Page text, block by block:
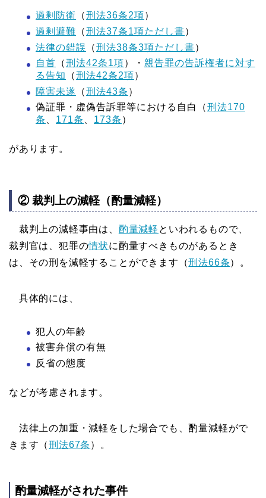
過剰防衛 （刑法36条2項）
過剰避難 （刑法37条1項ただし書）
法律の錯誤
（刑法38条3項ただし書）
自首 （刑法42条1項）・ 親告罪の告訴権者に対す
る告知
（刑法42条2項）
障害未遂
（刑法43条 ）
偽証罪・虚偽告訴罪等における自白（刑法170
条
171条 173条 ）
があります。
② 裁判上の減軽（酌量減軽）
裁判上の減軽事由は、 酌量減軽 といわれるもので、
裁判官は、犯罪の情状に酌量すべきものがあるとき
は、その刑を減軽することができます（刑法66条）。
具体的には、
犯人の年齢
被害弁償の有無
反省の態度
などが考慮されます。
法律上の加重・減軽をした場合でも、酌量減軽がで
きます（刑法67条 ）。
酌量減軽がされた事件